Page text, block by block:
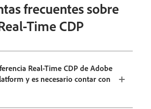
frecuentes sobre
Time CDP
Real-Time CDP de Adobe
y es necesario contar con